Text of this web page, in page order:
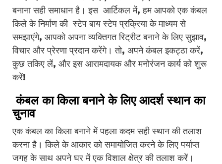
बनाना सही समाधान है। इस आर्टिकल में, हम आपको एक कंबल
किले के निर्माण की स्टेप बाय स्टेप प्रक्रिया के माध्यम से
समझाएंगे, आपको अपना व्यक्तिगत रिट्रीट बनाने के लिए सुझाव,
विचार और प्रेरणा प्रदान करेंगे। तो, अपने कंबल इकट्ठा करें,
कुछ तकिए लें, और इस आरामदायक और मनोरंजन कार्य को शुरू
करें!
कंबल का किला बनाने के लिए आदर्श स्थान का
चुनाव
एक कंबल का किला बनाने में पहला कदम सही स्थान की तलाश
करना है। किले के आकार को समायोजित करने के लिए पर्याप्त
जगह के साथ अपने घर में एक विशाल क्षेत्र की तलाश करें।